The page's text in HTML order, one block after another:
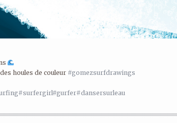
houles de couleur #gomezsurfdrawings
#surfergirl#gurfer#dansersurleau